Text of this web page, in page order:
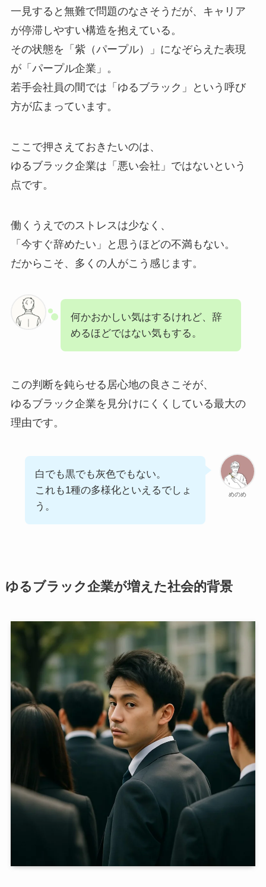
一見すると無難で問題のなさそうだが、キャリア
が停滞しやすい構造を抱えている。
その状態を「紫（パープル）」になぞらえた表現
が「パープル企業」。
若手会社員の間では「ゆるブラック」という呼び
方が広まっています。
ここで押さえておきたいのは、
ゆるブラック企業は「悪い会社」ではないという
点です。
働くうえでのストレスは少なく、
「今すぐ辞めたい」と思うほどの不満もない。
だからこそ、多くの人がこう感じます。
何かおかしい気はするけれど、辞
めるほどではない気もする。
この判断を鈍らせる居心地の良さこそが、
ゆるブラック企業を見分けにくくしている最大の
理由です。
めのめ
白でも黒でも灰色でもない。
これも1種の多様化といえるでしょ
う。
ゆるブラック企業が増えた社会的背景